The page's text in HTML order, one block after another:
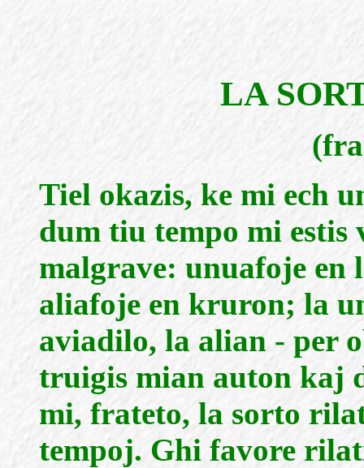
LA
Tiel okazis, ke mi ech
dum tiu tempo mi
malgrave: unuafoje en
aliafoje en kruron; la
aviadilo, la alian - per
truigis mian auton kaj
mi, frateto, la sorto
tempoj. Ghi favore